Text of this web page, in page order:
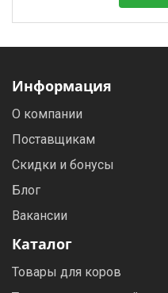
Информация
О компании
Поставщикам
Скидки и бонусы
Блог
Вакансии
Каталог
Товары для коров